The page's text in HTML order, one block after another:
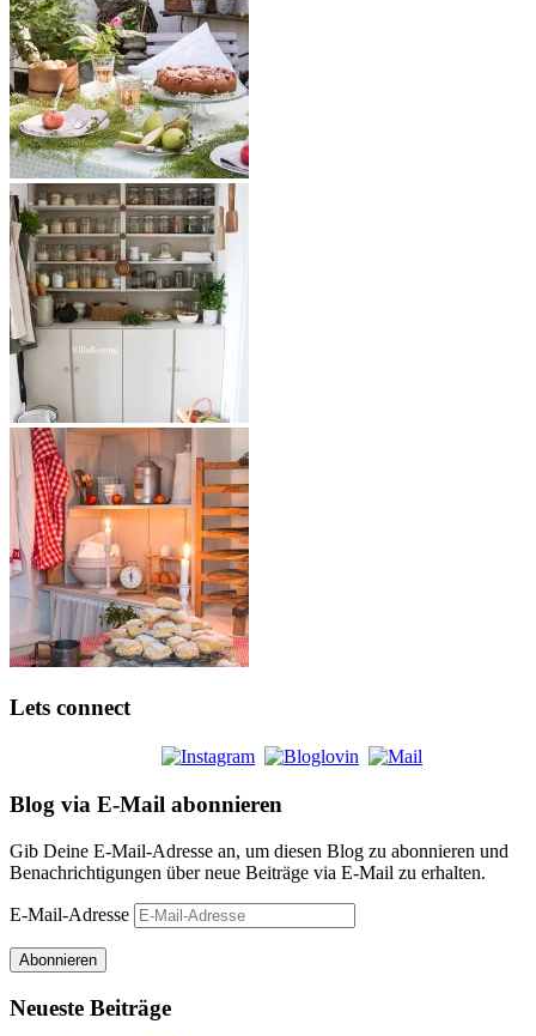
Lets connect
Blog via E-Mail abonnieren
Gib Deine E-Mail-Adresse an, um diesen Blog zu abonnieren und
Benachrichtigungen über neue Beiträge via E-Mail zu erhalten.
E-Mail-Adresse
Abonnieren
Neueste Beiträge